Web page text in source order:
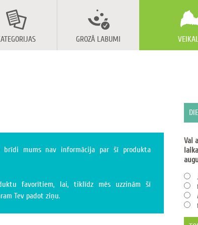
GROZĀ LABUMI
brīdi mums nav informācija par šī produkta
favorītiem, lai, tiklīdz mēs uzzinām šī
Tev padot ziņu.
Vai